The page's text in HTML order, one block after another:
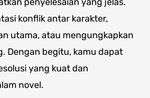
konflik antar karakter,
utama, atau mengungkapkan
Dengan begitu, kamu dapat
yang kuat dan
novel.